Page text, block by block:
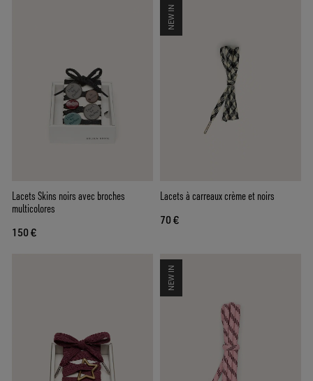
Lacets Skins noirs avec broches
multicolores
150 €
NEW IN
Lacets à carreaux crème et noirs
70 €
NEW IN